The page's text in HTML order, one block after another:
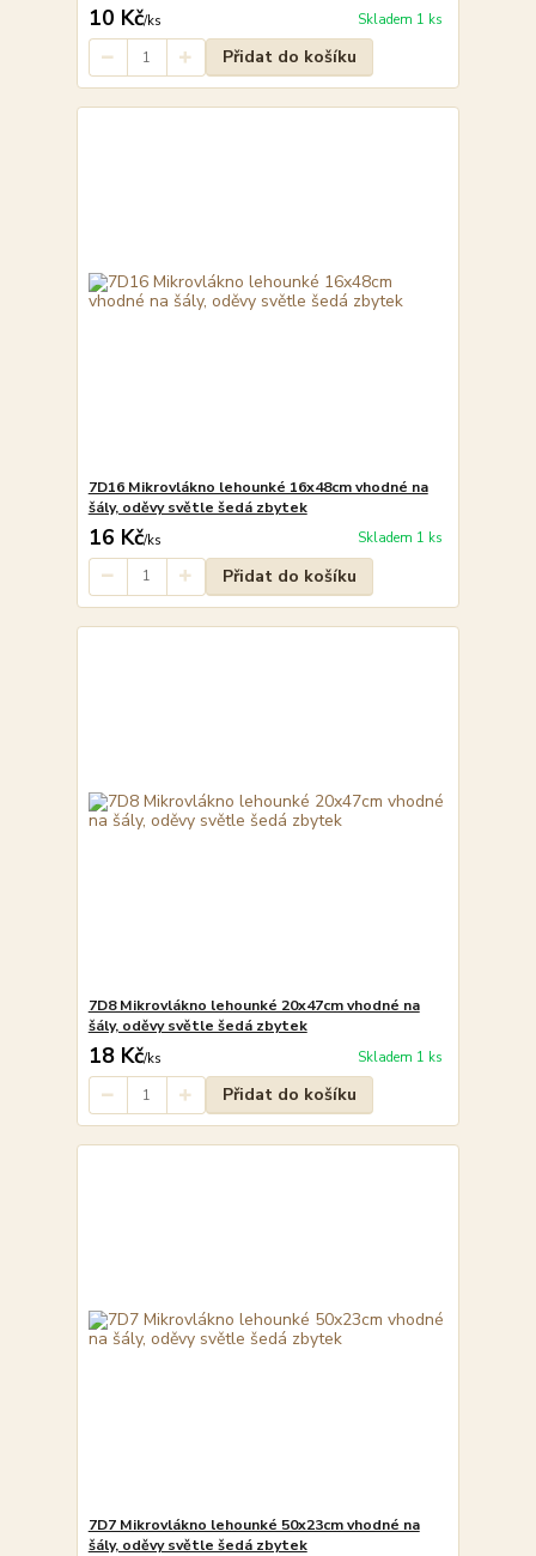
10 Kč/ks Skladem 1 ks
Přidat do košíku
7D16 Mikrovlákno lehounké 16x48cm vhodné na
šály, oděvy světle šedá zbytek
16 Kč/ks Skladem 1 ks
Přidat do košíku
7D8 Mikrovlákno lehounké 20x47cm vhodné na
šály, oděvy světle šedá zbytek
18 Kč/ks Skladem 1 ks
Přidat do košíku
7D7 Mikrovlákno lehounké 50x23cm vhodné na
šály, oděvy světle šedá zbytek